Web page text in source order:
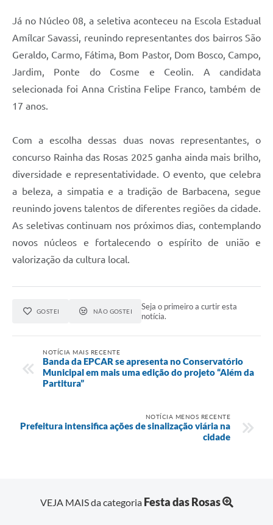
Já no Núcleo 08, a seletiva aconteceu na Escola Estadual
Amílcar Savassi, reunindo representantes dos bairros São
Geraldo, Carmo, Fátima, Bom Pastor, Dom Bosco, Campo,
Jardim, Ponte do Cosme e Ceolin. A candidata
selecionada foi Anna Cristina Felipe Franco, também de
17 anos.
Com a escolha dessas duas novas representantes, o
concurso Rainha das Rosas 2025 ganha ainda mais brilho,
diversidade e representatividade. O evento, que celebra
a beleza, a simpatia e a tradição de Barbacena, segue
reunindo jovens talentos de diferentes regiões da cidade.
As seletivas continuam nos próximos dias, contemplando
novos núcleos e fortalecendo o espírito de união e
valorização da cultura local.
GOSTEI NÃO GOSTEI
Seja o primeiro a curtir esta
notícia.
NOTÍCIA MAIS RECENTE
Banda da EPCAR se apresenta no Conservatório
Municipal em mais uma edição do projeto “Além da
Partitura”
NOTÍCIA MENOS RECENTE
Prefeitura intensifica ações de sinalização viária na
cidade
VEJA MAIS da categoria Festa das Rosas